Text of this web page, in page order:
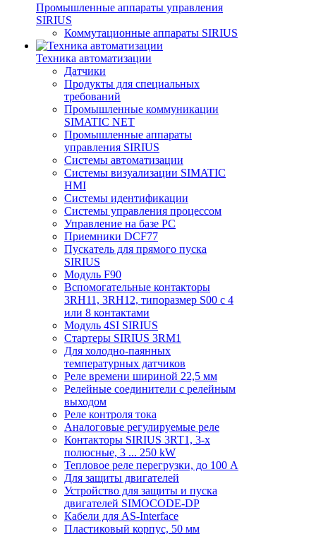
Промышленные аппараты управления
SIRIUS
Коммутационные аппараты SIRIUS
Техника автоматизации
Датчики
Продукты для специальных
требований
Промышленные коммуникации
SIMATIC NET
Промышленные аппараты
управления SIRIUS
Системы автоматизации
Системы визуализации SIMATIC
HMI
Системы идентификации
Системы управления процессом
Управление на базе РС
Приемники DCF77
Пускатель для прямого пуска
SIRIUS
Модуль F90
Вспомогательные контакторы
3RH11, 3RH12, типоразмер S00 с 4
или 8 контактами
Модуль 4SI SIRIUS
Стартеры SIRIUS 3RM1
Для холодно-паянных
температурных датчиков
Реле времени шириной 22,5 мм
Релейные соединители с релейным
выходом
Реле контроля тока
Аналоговые регулируемые реле
Контакторы SIRIUS 3RT1, 3-х
полюсные, 3 ... 250 kW
Тепловое реле перегрузки, до 100 A
Для защиты двигателей
Устройство для защиты и пуска
двигателей SIMOCODE-DP
Кабели для AS-Interface
Пластиковый корпус, 50 мм